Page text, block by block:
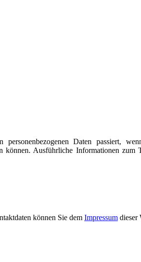
Daten passiert,
Ausführliche Informationen zum
können Sie dem Impressum dieser